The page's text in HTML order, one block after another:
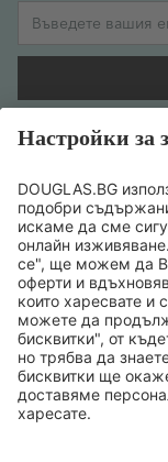
ТОП БРАНДОВЕ
ТОП ПРОДУКТИ
ТОП КАТЕГОРИИ